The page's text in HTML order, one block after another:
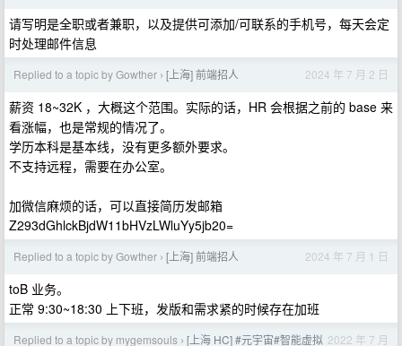
请写明是全职或者兼职，以及提供可添加/可联系的手机号，每天会定
时处理邮件信息
Replied to a topic by Gowther › [上海] 前端招人 2024 年 7 月 2 日
薪资 18~32K ，大概这个范围。实际的话，HR 会根据之前的 base 来
看涨幅，也是常规的情况了。
学历本科是基本线，没有更多额外要求。
不支持远程，需要在办公室。
加微信麻烦的话，可以直接简历发邮箱
Z293dGhlckBjdW11bHVzLWluYy5jb20=
Replied to a topic by Gowther › [上海] 前端招人 2024 年 7 月 1 日
toB 业务。
正常 9:30~18:30 上下班，发版和需求紧的时候存在加班
Replied to a topic by mygemsouls › [上海 HC] #元宇宙#智能虚拟 2022 年 7 月